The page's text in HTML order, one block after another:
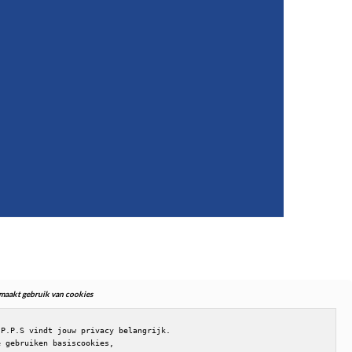
maakt gebruik van cookies
vindt jouw privacy belangrijk.
gebruiken basiscookies,